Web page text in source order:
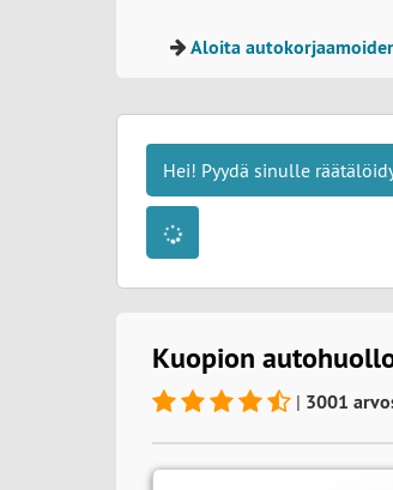
Aloita
Hei! Pyydä sinulle
Jätä tietosi alle, niin
Kuopion
|3001